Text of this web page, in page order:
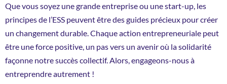
Que vous soyez une grande entreprise ou une start-up, les
principes de l’ESS peuvent être des guides précieux pour créer
un changement durable. Chaque action entrepreneuriale peut
être une force positive, un pas vers un avenir où la solidarité
façonne notre succès collectif. Alors, engageons-nous à
entreprendre autrement !